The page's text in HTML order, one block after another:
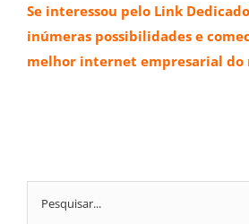
Se interessou pelo Link
inúmeras possibilidades e
melhor internet empresarial do